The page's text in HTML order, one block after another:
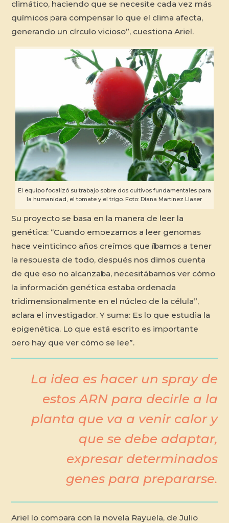
climático, haciendo que se necesite cada vez más
químicos para compensar lo que el clima afecta,
generando un círculo vicioso”, cuestiona Ariel.
El equipo focalizó su trabajo sobre dos cultivos fundamentales para
la humanidad, el tomate y el trigo. Foto: Diana Martinez Llaser
Su proyecto se basa en la manera de leer la
genética: “Cuando empezamos a leer genomas
hace veinticinco años creímos que íbamos a tener
la respuesta de todo, después nos dimos cuenta
de que eso no alcanzaba, necesitábamos ver cómo
la información genética estaba ordenada
tridimensionalmente en el núcleo de la célula”,
aclara el investigador. Y suma: Es lo que estudia la
epigenética. Lo que está escrito es importante
pero hay que ver cómo se lee”.
La idea es hacer un spray de
estos ARN para decirle a la
planta que va a venir calor y
que se debe adaptar,
expresar determinados
genes para prepararse.
Ariel lo compara con la novela Rayuela, de Julio